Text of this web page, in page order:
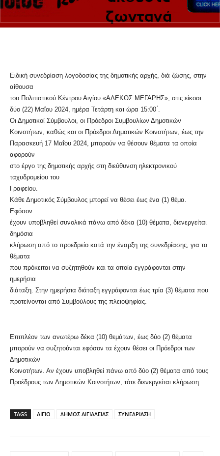
Ειδική συνεδρίαση λογοδοσίας της δημοτικής αρχής, διά ζώσης, στην
αίθουσα
του Πολιτιστικού Κέντρου Αιγίου «ΑΛΕΚΟΣ ΜΕΓΑΡΗΣ», στις είκοσι
δύο (22) Μαΐου 2024, ημέρα Τετάρτη και ώρα 15:00 ́.
Οι Δημοτικοί Σύμβουλοι, οι Πρόεδροι Συμβουλίων Δημοτικών
Κοινοτήτων, καθώς και οι Πρόεδροι Δημοτικών Κοινοτήτων, έως την
Παρασκευή 17 Μαΐου 2024, μπορούν να θέσουν θέματα τα οποία
αφορούν
στο έργο της δημοτικής αρχής στη διεύθυνση ηλεκτρονικού
ταχυδρομείου του
Γραφείου.
Κάθε Δημοτικός Σύμβουλος μπορεί να θέσει έως ένα (1) θέμα.
Εφόσον
έχουν υποβληθεί συνολικά πάνω από δέκα (10) θέματα, διενεργείται
δημόσια
κλήρωση από το προεδρείο κατά την έναρξη της συνεδρίασης, για τα
θέματα
που πρόκειται να συζητηθούν και τα οποία εγγράφονται στην
ημερήσια
διάταξη. Στην ημερήσια διάταξη εγγράφονται έως τρία (3) θέματα που
προτείνονται από Συμβούλους της πλειοψηφίας.
Επιπλέον των ανωτέρω δέκα (10) θεμάτων, έως δύο (2) θέματα
μπορούν να συζητούνται εφόσον τα έχουν θέσει οι Πρόεδροι των
Δημοτικών
Κοινοτήτων. Αν έχουν υποβληθεί πάνω από δύο (2) θέματα από τους
Προέδρους των Δημοτικών Κοινοτήτων, τότε διενεργείται κλήρωση.
TAGS ΑΙΓΙΟ ΔΗΜΟΣ ΑΙΓΙΑΛΕΙΑΣ ΣΥΝΕΔΡΙΑΣΗ